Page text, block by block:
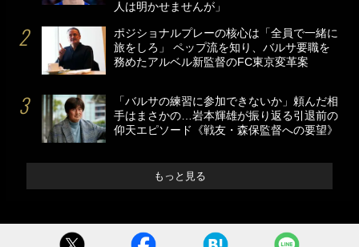
人は明かせませんが」
ポジショナルプレーの核心は「全員で一緒に
旅をしろ」 ペップ流を知り、バルサ要職を
務めたアルベル新監督のFC東京変革案
「バルサの練習に参加できないか」頼んだ相
手はまさかの…岩本輝雄が振り返る引退前の
仰天エピソード《戦友・森保監督への要望》
もっと見る